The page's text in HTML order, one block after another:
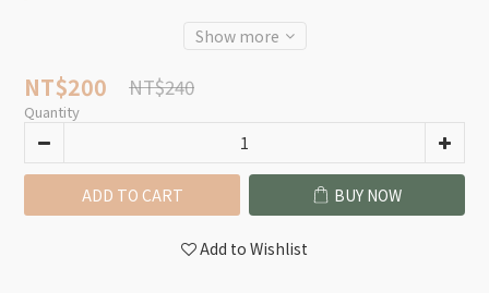
Show more
NT$200 NT$240
Quantity
ADD TO CART BUY NOW
Add to Wishlist